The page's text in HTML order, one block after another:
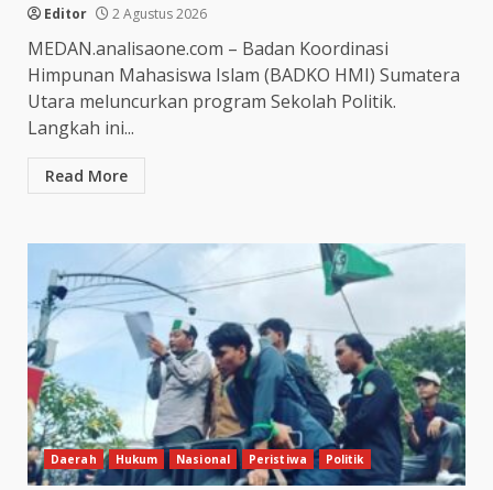
Editor 2 Agustus 2026
MEDAN.analisaone.com – Badan Koordinasi
Himpunan Mahasiswa Islam (BADKO HMI) Sumatera
Utara meluncurkan program Sekolah Politik.
Langkah ini...
Read More
Daerah Hukum Nasional Peristiwa Politik